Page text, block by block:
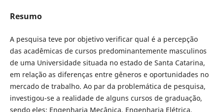
Resumo
A pesquisa teve por objetivo verificar qual é a percepção
das acadêmicas de cursos predominantemente masculinos
de uma Universidade situada no estado de Santa Catarina,
em relação as diferenças entre gêneros e oportunidades no
mercado de trabalho. Ao par da problemática de pesquisa,
investigou-se a realidade de alguns cursos de graduação,
sendo eles: Engenharia Mecânica, Engenharia Elétrica,